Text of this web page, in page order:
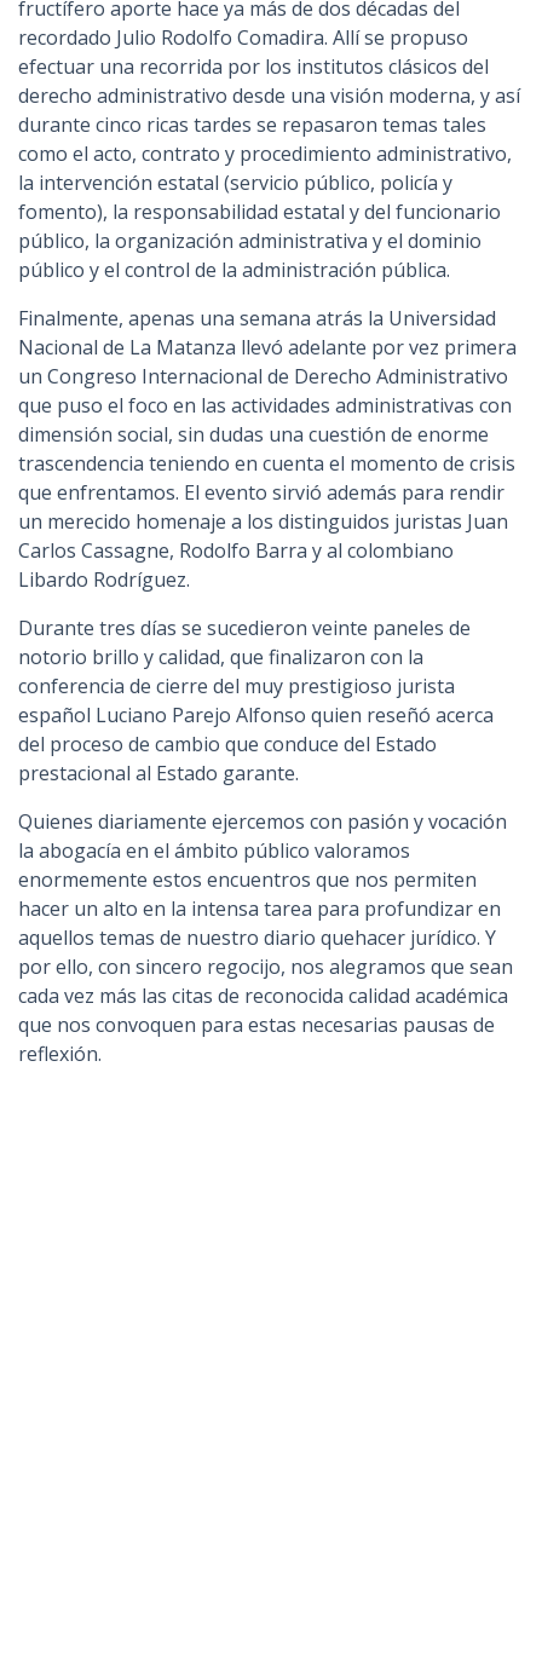
fructífero aporte hace ya más de dos décadas del
recordado Julio Rodolfo Comadira. Allí se propuso
efectuar una recorrida por los institutos clásicos del
derecho administrativo desde una visión moderna, y así
durante cinco ricas tardes se repasaron temas tales
como el acto, contrato y procedimiento administrativo,
la intervención estatal (servicio público, policía y
fomento), la responsabilidad estatal y del funcionario
público, la organización administrativa y el dominio
público y el control de la administración pública.
Finalmente, apenas una semana atrás la Universidad
Nacional de La Matanza llevó adelante por vez primera
un Congreso Internacional de Derecho Administrativo
que puso el foco en las actividades administrativas con
dimensión social, sin dudas una cuestión de enorme
trascendencia teniendo en cuenta el momento de crisis
que enfrentamos. El evento sirvió además para rendir
un merecido homenaje a los distinguidos juristas Juan
Carlos Cassagne, Rodolfo Barra y al colombiano
Libardo Rodríguez.
Durante tres días se sucedieron veinte paneles de
notorio brillo y calidad, que finalizaron con la
conferencia de cierre del muy prestigioso jurista
español Luciano Parejo Alfonso quien reseñó acerca
del proceso de cambio que conduce del Estado
prestacional al Estado garante.
Quienes diariamente ejercemos con pasión y vocación
la abogacía en el ámbito público valoramos
enormemente estos encuentros que nos permiten
hacer un alto en la intensa tarea para profundizar en
aquellos temas de nuestro diario quehacer jurídico. Y
por ello, con sincero regocijo, nos alegramos que sean
cada vez más las citas de reconocida calidad académica
que nos convoquen para estas necesarias pausas de
reflexión.